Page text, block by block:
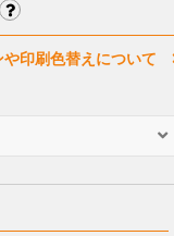
や印刷色替えについて